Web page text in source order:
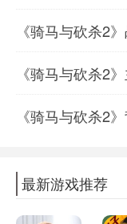
《骑马与砍杀2
《骑马与砍杀2
《骑马与砍杀2
最新游戏推荐